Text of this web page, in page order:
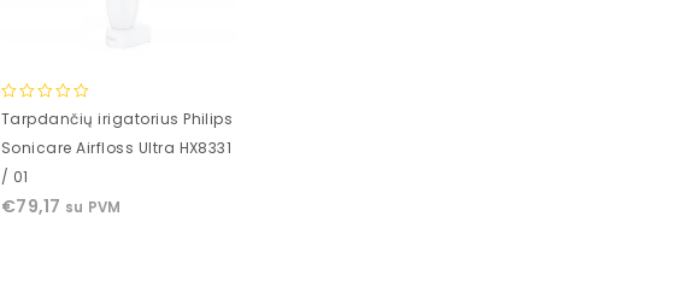
0
of
5
Tarpdančių irigatorius Philips
Sonicare Airfloss Ultra HX8331
/ 01
€79,17 su PVM